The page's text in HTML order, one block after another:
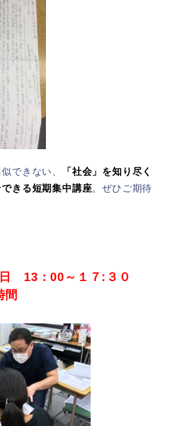
できない、
「社会」を知り尽く
きる短期集中講座。ぜひご期待
13：00～１７:３０
間